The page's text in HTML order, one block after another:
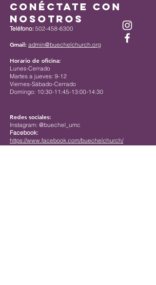
Conéctate con
nosotros
Teléfono: 502-458-6300
Gmail: admin@buechelchurch.org
Horario de oficina:
Lunes-Cerrado
Martes a jueves: 9-12
Viernes-Sábado-Cerrado
Domingo: 10:30-11:45-13:00-14:30
Redes sociales:
Instagram: @buechel_umc
Facebook:
https://www.facebook.com/buechelchurch/